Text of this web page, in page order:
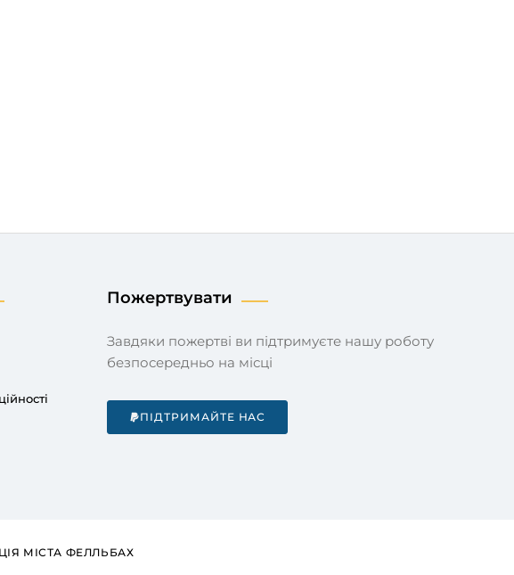
Пожертвувати
Завдяки пожертві ви підтримуєте нашу роботу
безпосередньо на місці
ПІДТРИМАЙТЕ НАС
МІСТА ФЕЛЛЬБАХ